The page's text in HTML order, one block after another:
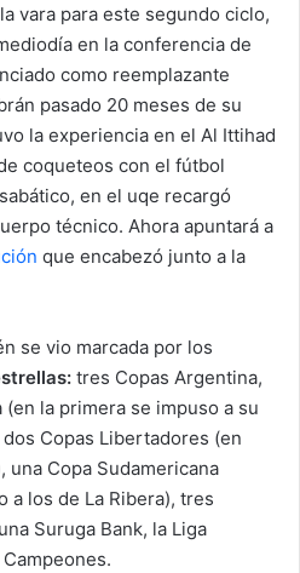
vara para este segundo ciclo,
en la conferencia de
como reemplazante
pasado 20 meses de su
la experiencia en el Al Ittihad
coqueteos con el fútbol
en el uqe recargó
técnico. Ahora apuntará a
que encabezó junto a la
se vio marcada por los
tres Copas Argentina,
la primera se impuso a su
Copas Libertadores (en
una Copa Sudamericana
a los de La Ribera), tres
Suruga Bank, la Liga